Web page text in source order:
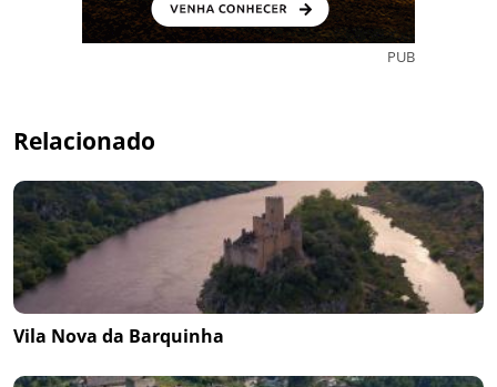
PUB
Relacionado
Vila Nova da Barquinha